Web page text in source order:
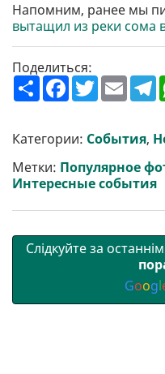
Напомним, ранее мы
вытащил из реки сома
Поделиться:
П
о
р
и
т
и
F
a
b
o
o
k
T
w
t
e
r
E
m
l
T
e
g
r
a
Категории: События,
Метки: Популярное
Интересные события
Слідкуйте за
Googl